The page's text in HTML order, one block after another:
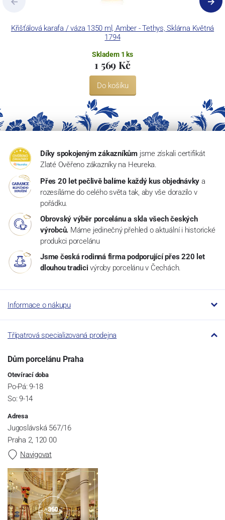
Křišťálová karafa / váza 1350 ml, Amber - Tethys, Sklárna Květná
1794
Skladem 1 ks
1 569 Kč
Do košíku
Díky spokojeným zákazníkům jsme získali certifikát
Zlaté Ověřeno zákazníky na Heureka.
Přes 20 let pečlivě balíme každý kus objednávky a
rozesíláme do celého světa tak, aby vše dorazilo v
pořádku.
Obrovský výběr porcelánu a skla všech českých
výrobců. Máme jedinečný přehled o aktuální i historické
produkci porcelánu
Jsme česká rodinná firma podporující přes 220 let
dlouhou tradici výroby porcelánu v Čechách.
Informace o nákupu
Třípatrová specializovaná prodejna
Dům porcelánu Praha
Otevírací doba
Po-Pá: 9-18
So: 9-14
Adresa
Jugoslávská 567/16
Praha 2, 120 00
Navigovat